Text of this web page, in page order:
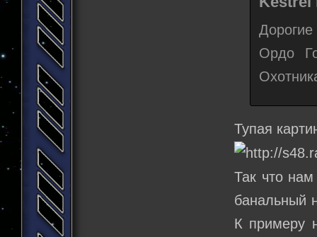
Ордо
Тупая
Так что
банальный
К примеру